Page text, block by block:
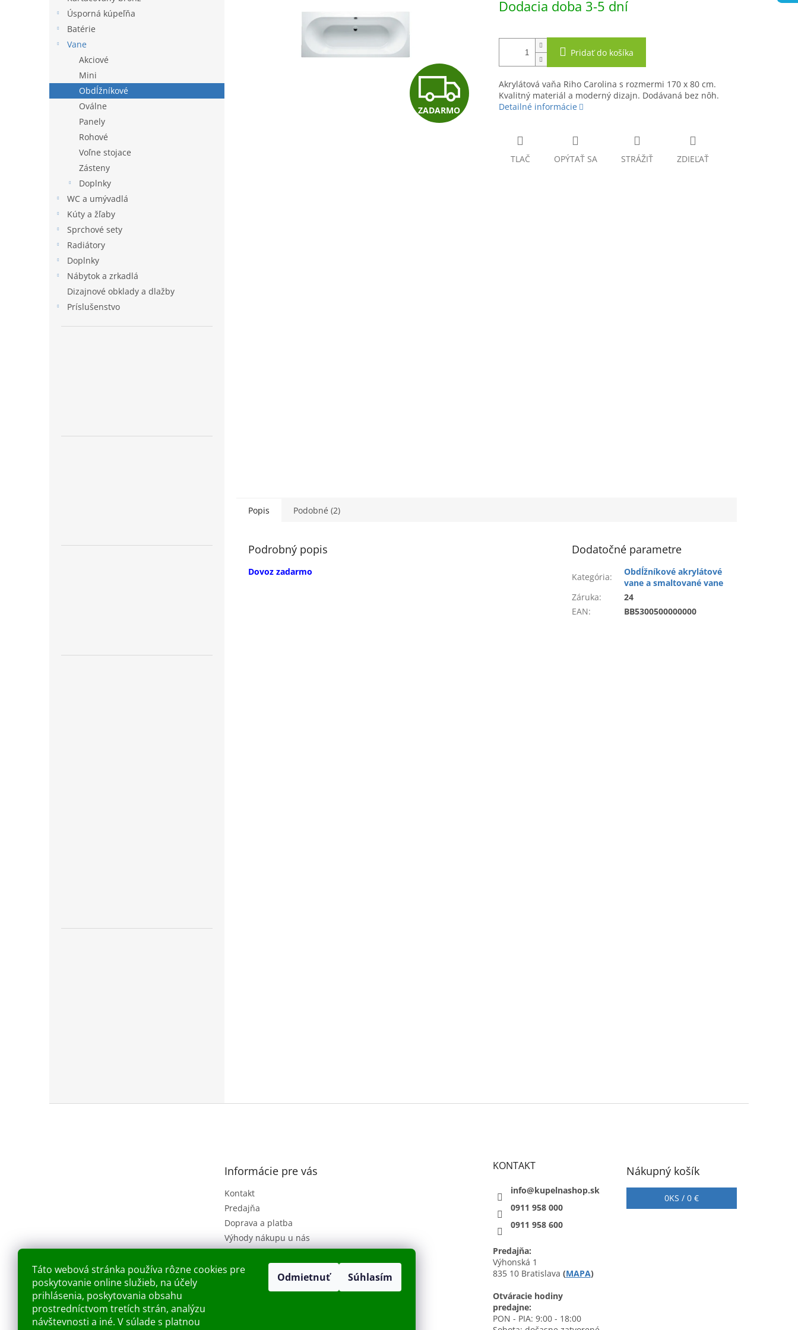
Táto webová stránka používa rôzne cookies pre
poskytovanie online služieb, na účely
prihlásenia, poskytovania obsahu
prostredníctvom tretích strán, analýzu
návštevnosti a iné. V súlade s platnou
Odmietnuť Súhlasím
Úsporná kúpeľňa
Batérie
Vane
Akciové
Mini
Obdĺžníkové
Oválne
Panely
Rohové
Voľne stojace
Zásteny
Doplnky
WC a umývadlá
Kúty a žľaby
Sprchové sety
Radiátory
Doplnky
Nábytok a zrkadlá
Dizajnové obklady a dlažby
Príslušenstvo
Z
A
ZADARMO
cena:
Dodacia doba 3-5 dní
Pridať do košíka
Akrylátová vaňa Riho Carolina s rozmermi 170 x 80 cm.
Kvalitný materiál a moderný dizajn. Dodávaná bez nôh.
Detailné informácie
TLAČ OPÝTAŤ SA STRÁŽIŤ ZDIEĽAŤ
Popis Podobné (2)
Podrobný popis
Dovoz zadarmo
Dodatočné parametre
Kategória:
Obdĺžníkové akrylátové
vane a smaltované vane
Záruka:
24
EAN: BB5300500000000
Informácie pre vás
Kontakt
Predajňa
Doprava a platba
Výhody nákupu u nás
Obchodné podmienky
Ochrana osobných údajov
Náš príbeh
KONTAKT
info@kupelnashop.sk
0911 958 000
0911 958 600
Predajňa:
Výhonská 1
835 10 Bratislava (MAPA)
Otváracie hodiny
predajne:
PON - PIA: 9:00 - 18:00
Nákupný košík
0KS /0 €